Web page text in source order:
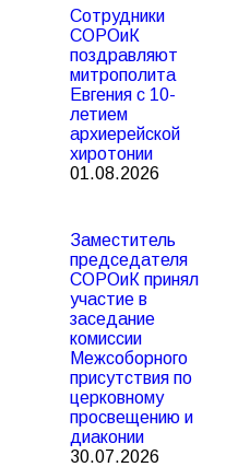
Сотрудники
СОРОиК
поздравляют
митрополита
Евгения с 10-
летием
архиерейской
хиротонии
01.08.2026
Заместитель
председателя
СОРОиК принял
участие в
заседание
комиссии
Межсоборного
присутствия по
церковному
просвещению и
диаконии
30.07.2026